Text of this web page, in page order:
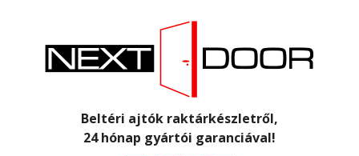
Beltéri ajtók raktárkészletről,
24 hónap gyártói garanciával!